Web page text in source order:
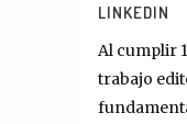
LINKEDIN
Al cumplir
trabajo